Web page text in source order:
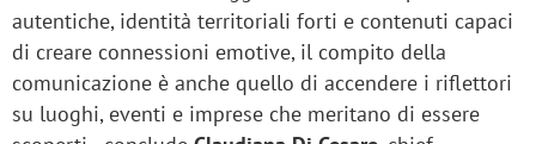
autentiche, identità territoriali forti e contenuti capaci
di creare connessioni emotive, il compito della
comunicazione è anche quello di accendere i riflettori
su luoghi, eventi e imprese che meritano di essere